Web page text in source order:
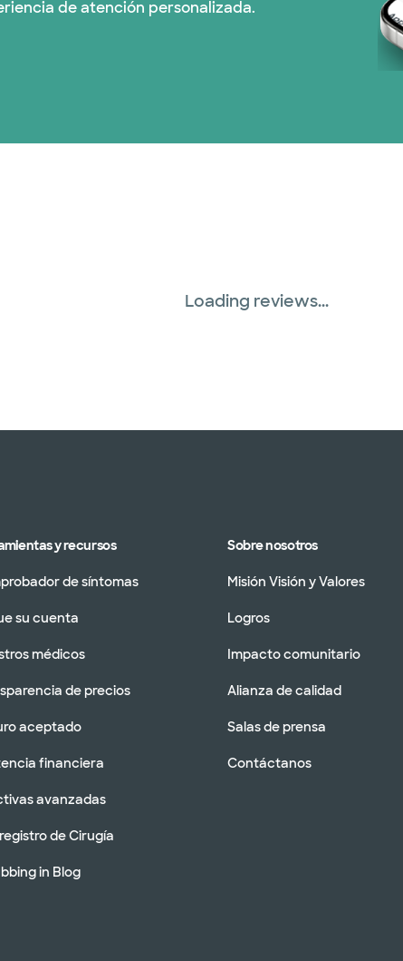
de atención personalizada.
Loading reviews...
y recursos
de síntomas
su cuenta
médicos
de precios
aceptado
financiera
avanzadas
de Cirugía
in Blog
Sobre nosotros
Misión Visión y Valores
Logros
Impacto comunitario
Alianza de calidad
Salas de prensa
Contáctanos